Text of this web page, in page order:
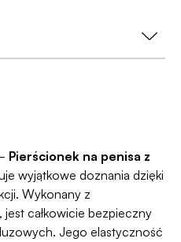
zwrócimy Ci
199 zł
proces jesy niezwykle
Zwroty®
Pierścionek na penisa z
wyjątkowe doznania dzięki
Wykonany z
, jest całkowicie bezpieczny
Jego elastyczność